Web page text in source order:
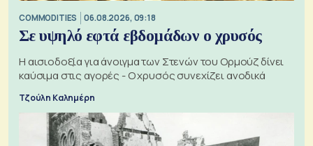
COMMODITIES 06.08.2026, 09:18
Σε υψηλό εφτά εβδομάδων ο χρυσός
Η αισιοδοξία για άνοιγμα των Στενών του Ορμούζ δίνει
καύσιμα στις αγορές - Ο χρυσός συνεχίζει ανοδικά
Τζούλη Καλημέρη